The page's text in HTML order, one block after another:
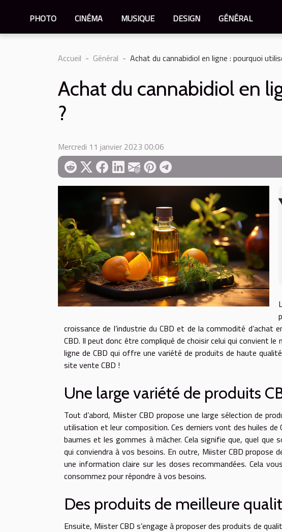
PHOTO CINÉMA MUSIQUE DESIGN GÉNÉRAL
Accueil Général Achat du cannabidiol en ligne : pourquoi
Achat du cannabidiol en
?
Mercredi 11 janvier 2023 00:06
croissance de l’industrie du CBD et de la commodité
CBD. Il peut donc être compliqué de choisir celui qui convient
ligne de CBD qui offre une variété de produits de haute
site vente CBD !
Une large variété de produits
Tout d’abord, Miister CBD propose une large sélection de
utilisation et leur composition. Ces derniers vont des huiles
baumes et les gommes à mâcher. Cela signifie que, quel
qui conviendra à vos besoins. En outre, Miister CBD
une information claire sur les doses recommandées. Cela
consommez pour répondre à vos besoins.
Des produits de meilleure
Ensuite, Miister CBD s’engage à proposer des produits de